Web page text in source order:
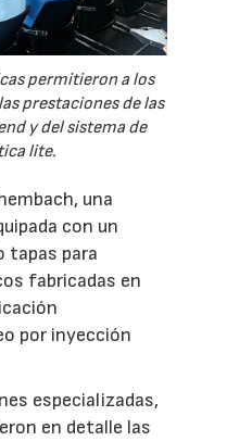
permitieron a los
prestaciones de las
y del sistema de
lite.
una
con un
tapas para
fabricadas en
por inyección
especializadas,
en detalle las